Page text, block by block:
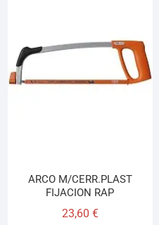
ARCO M/CERR.PLAST
FIJACION RAP
23,60 €